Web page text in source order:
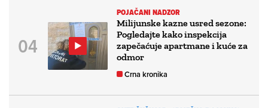
POJAČANI NADZOR
Milijunske kazne usred sezone:
Pogledajte kako inspekcija
zapečaćuje apartmane i kuće za
odmor
Crna kronika